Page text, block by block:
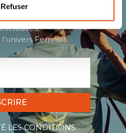
Refuser
Ferrino !
LES CONDITIONS